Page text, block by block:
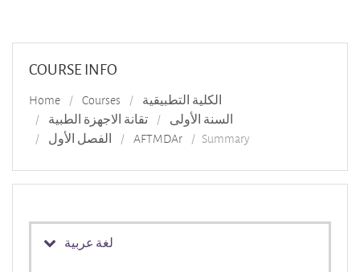
COURSE INFO
Home Courses
الكلية التطبيقية
تقانة الاجهزة الطبية
السنة الأولى
الفصل الأول
AFTMDAr Summary
لغة عربية